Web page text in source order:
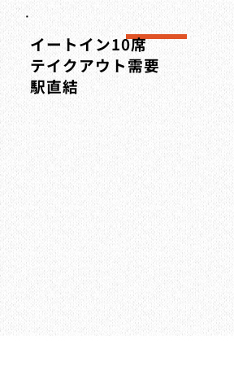
イートイン10席
テイクアウト需要
​駅直結